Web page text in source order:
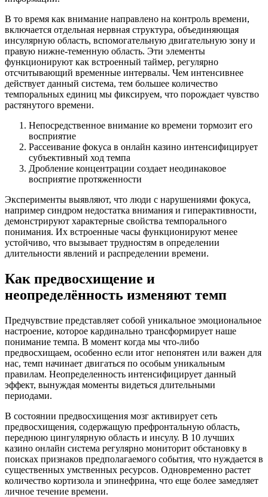
В то время как внимание направлено на контроль времени,
включается отдельная нервная структура, объединяющая
инсулярную область, вспомогательную двигательную зону и
правую нижне-теменную область. Эти элементы
функционируют как встроенный таймер, регулярно
отсчитывающий временные интервалы. Чем интенсивнее
действует данный система, тем большее количество
темпоральных единиц мы фиксируем, что порождает чувство
растянутого времени.
Непосредственное внимание ко времени тормозит его
восприятие
Рассеивание фокуса в онлайн казино интенсифицирует
субъективный ход темпа
Дробление концентрации создает неодинаковое
восприятие протяженности
Эксперименты выявляют, что люди с нарушениями фокуса,
например синдром недостатка внимания и гиперактивности,
демонстрируют характерные свойства темпорального
понимания. Их встроенные часы функционируют менее
устойчиво, что вызывает трудностям в определении
длительности явлений и распределении времени.
Как предвосхищение и
неопределённость изменяют темп
Предчувствие представляет собой уникальное эмоциональное
настроение, которое кардинально трансформирует наше
понимание темпа. В момент когда мы что-либо
предвосхищаем, особенно если итог непонятен или важен для
нас, темп начинает двигаться по особым уникальным
правилам. Неопределенность интенсифицирует данный
эффект, вынуждая моменты видеться длительными
периодами.
В состоянии предвосхищения мозг активирует сеть
предвосхищения, содержащую префронтальную область,
переднюю цингулярную область и инсулу. В 10 лучших
казино онлайн система регулярно мониторит обстановку в
поисках признаков предполагаемого события, что нуждается в
существенных умственных ресурсов. Одновременно растет
количество кортизола и эпинефрина, что еще более замедляет
личное течение времени.